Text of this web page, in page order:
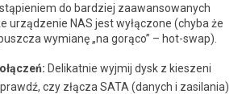
do bardziej zaawansowanych
urządzenie NAS jest wyłączone (chyba że
wymianę „na gorąco” – hot-swap).
Delikatnie wyjmij dysk z kieszeni
czy złącza SATA (danych i zasilania)